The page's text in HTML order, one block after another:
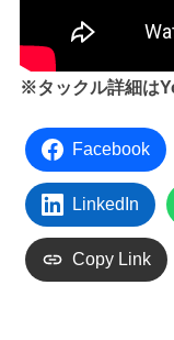
※タックル詳細は
Facebook
LinkedIn
Copy Link